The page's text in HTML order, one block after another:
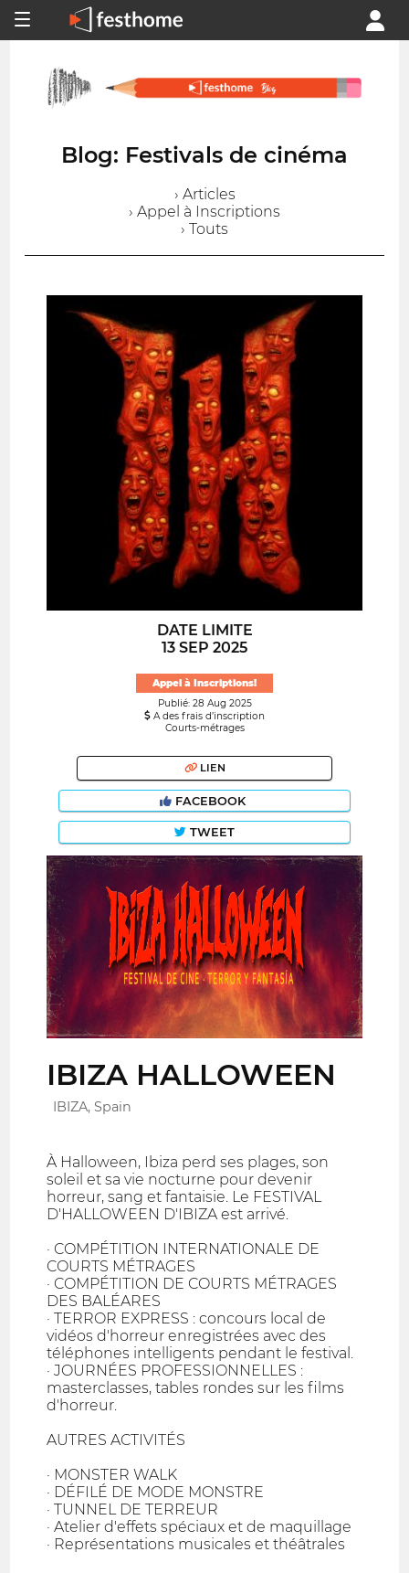
Blog: Festivals de cinéma
› Articles
› Appel à Inscriptions
› Touts
DATE LIMITE
13 SEP 2025
Appel à Inscriptions!
Publié: 28 Aug 2025
A des frais d’inscription
Courts-métrages
LIEN
FACEBOOK
TWEET
IBIZA HALLOWEEN
IBIZA, Spain
À Halloween, Ibiza perd ses plages, son
soleil et sa vie nocturne pour devenir
horreur, sang et fantaisie. Le FESTIVAL
D'HALLOWEEN D'IBIZA est arrivé.
· COMPÉTITION INTERNATIONALE DE
COURTS MÉTRAGES
· COMPÉTITION DE COURTS MÉTRAGES
DES BALÉARES
· TERROR EXPRESS : concours local de
vidéos d'horreur enregistrées avec des
téléphones intelligents pendant le festival.
· JOURNÉES PROFESSIONNELLES :
masterclasses, tables rondes sur les films
d'horreur.
AUTRES ACTIVITÉS
· MONSTER WALK
· DÉFILÉ DE MODE MONSTRE
· TUNNEL DE TERREUR
· Atelier d'effets spéciaux et de maquillage
· Représentations musicales et théâtrales